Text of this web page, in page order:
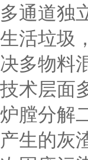
多通道独
生活垃圾
决多物料
技术层面
炉膛分解
产生的灰